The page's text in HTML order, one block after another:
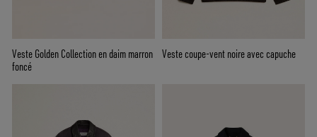
Veste Golden Collection en daim marron
foncé
Veste coupe-vent noire avec capuche